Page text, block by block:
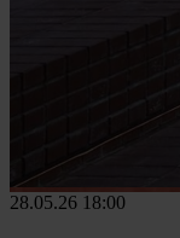
28.05.26 18:00